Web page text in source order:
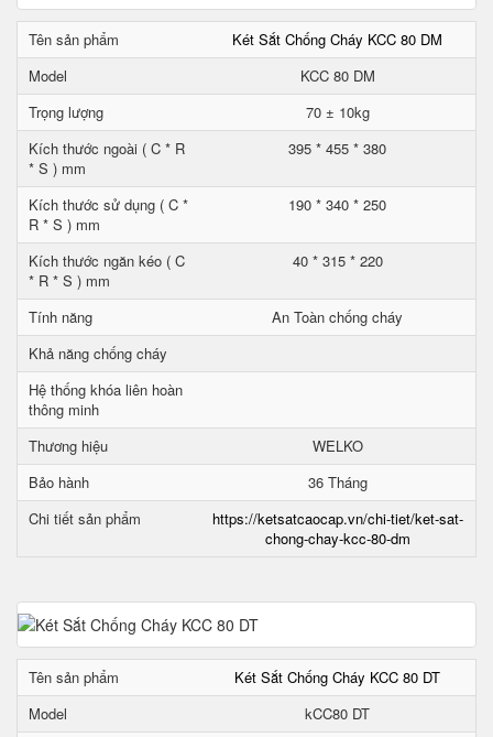
Tên sản phẩm
Két Sắt Chống Cháy KCC 80 DM
Model
KCC 80 DM
Trọng lượng
70 ± 10kg
Kích thước ngoài ( C * R
* S ) mm
395 * 455 * 380
Kích thước sử dụng ( C *
R * S ) mm
190 * 340 * 250
Kích thước ngăn kéo ( C
* R * S ) mm
40 * 315 * 220
Tính năng
An Toàn chống cháy
Khả năng chống cháy
Hệ thống khóa liên hoàn
thông minh
Thương hiệu
WELKO
Bảo hành
36 Tháng
Chi tiết sản phẩm
https://ketsatcaocap.vn/chi-tiet/ket-sat-
chong-chay-kcc-80-dm
Tên sản phẩm
Két Sắt Chống Cháy KCC 80 DT
Model
kCC80 DT